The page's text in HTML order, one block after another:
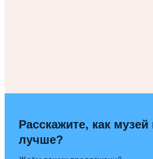
Расскажите, как
лучше?